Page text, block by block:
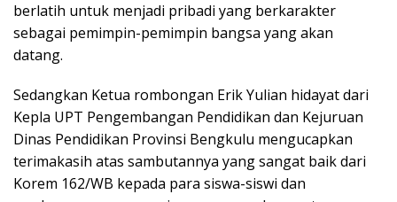
berlatih untuk menjadi pribadi yang berkarakter
sebagai pemimpin-pemimpin bangsa yang akan
datang.
Sedangkan Ketua rombongan Erik Yulian hidayat dari
Kepla UPT Pengembangan Pendidikan dan Kejuruan
Dinas Pendidikan Provinsi Bengkulu mengucapkan
terimakasih atas sambutannya yang sangat baik dari
Korem 162/WB kepada para siswa-siswi dan